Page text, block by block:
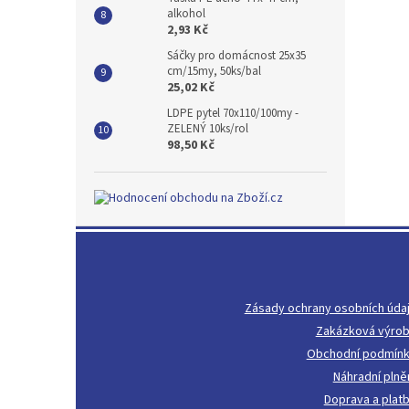
alkohol
2,93 Kč
Sáčky pro domácnost 25x35
cm/15my, 50ks/bal
25,02 Kč
LDPE pytel 70x110/100my -
ZELENÝ 10ks/rol
98,50 Kč
Zásady ochrany osobních
Zakázková
Obchodní
Náhradní
Doprava a